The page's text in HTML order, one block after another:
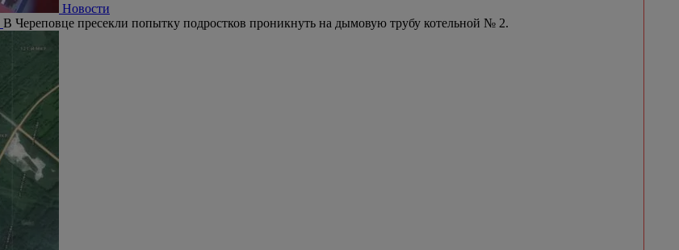
Новости
В Череповце пресекли попытку подростков проникнуть на дымовую трубу котельной № 2.